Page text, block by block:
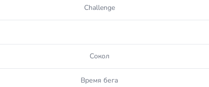
Challenge
Сокол
Время бега